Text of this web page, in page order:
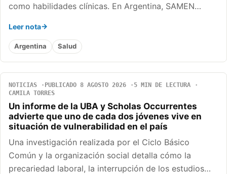
como habilidades clínicas. En Argentina, SAMEN…
Leer nota
Argentina Salud
NOTICIAS PUBLICADO 8 AGOSTO 2026
5 MIN DE LECTURA
CAMILA TORRES
Un informe de la UBA y Scholas Occurrentes
advierte que uno de cada dos jóvenes vive en
situación de vulnerabilidad en el país
Una investigación realizada por el Ciclo Básico
Común y la organización social detalla cómo la
precariedad laboral, la interrupción de los estudios…